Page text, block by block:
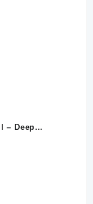
– Deep
Skin |